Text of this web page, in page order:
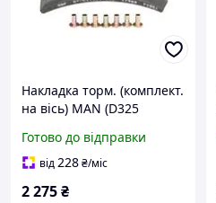
Накладка торм. (комплект.
на вісь) MAN (D325
станд. (пр-во) (пр.во
FOMAR) Fomar Roulunds
Готово до відправки
від228₴/міс
2 275₴